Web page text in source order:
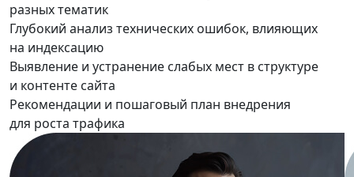
разных тематик
Глубокий анализ технических ошибок, влияющих
на индексацию
Выявление и устранение слабых мест в структуре
и контенте сайта
Рекомендации и пошаговый план внедрения
для роста трафика